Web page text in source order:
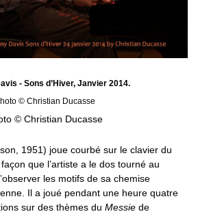
- Sons d’Hiver, Janvier 2014.
© Christian Ducasse
© Christian Ducasse
1951) joue courbé sur le clavier du
que l’artiste a le dos tourné au
les motifs de sa chemise
Il a joué pendant une heure quatre
sur des thèmes du Messie de